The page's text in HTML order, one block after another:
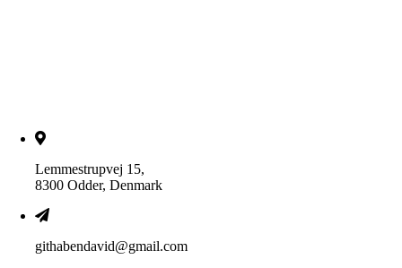
Lemmestrupvej 15,
8300 Odder, Denmark
githabendavid@gmail.com